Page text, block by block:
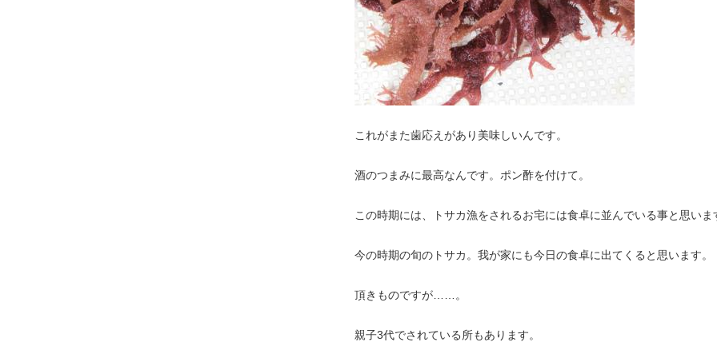
これがまた歯応えがあり美味しいんです。
酒のつまみに最高なんです。ポン酢を付けて。
この時期には、トサカ漁をされるお宅には食卓に並んでいる事と思いま
今の時期の旬のトサカ。我が家にも今日の食卓に出てくると思います。
頂きものですが……。
親子3代でされている所もあります。